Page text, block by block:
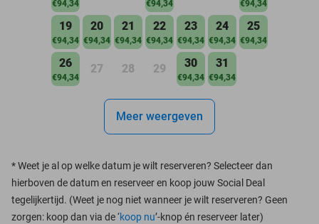
€94,34 €94,34 €94,34
19
€94,34
20
€94,34
21
€94,34
22
€94,34
23
€94,34
24
€94,34
25
€94,34
26
€94,34
27 28 29 30
€94,34
31
€94,34
Meer weergeven
*Weet je al op welke datum je wilt reserveren? Selecteer dan
hierboven de datum en reserveer en koop jouw Social Deal
tegelijkertijd. (Weet je nog niet wanneer je wilt reserveren? Geen
zorgen: koop dan via de ‘koop nu’-knop én reserveer later)